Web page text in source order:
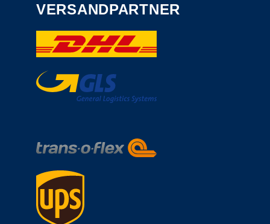
VERSANDPARTNER